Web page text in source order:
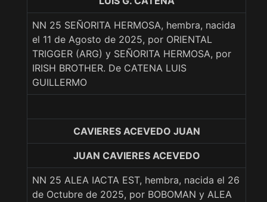
NN 25 SEÑORITA HERMOSA, hembra, nacida
el 11 de Agosto de 2025, por ORIENTAL
TRIGGER (ARG) y SEÑORITA HERMOSA, por
IRISH BROTHER. De CATENA LUIS
GUILLERMO
CAVIERES ACEVEDO JUAN
JUAN CAVIERES ACEVEDO
NN 25 ALEA IACTA EST, hembra, nacida el 26
de Octubre de 2025, por BOBOMAN y ALEA